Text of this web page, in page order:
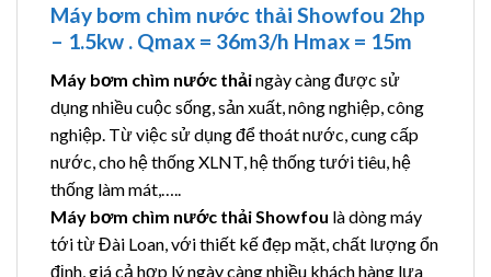
Máy bơm chìm nước thải Showfou 2hp
– 1.5kw . Qmax = 36m3/h Hmax = 15m
Máy bơm chìm nước thảingày càng được sử
dụng nhiều cuộc sống, sản xuất, nông nghiệp, công
nghiệp. Từ việc sử dụng để thoát nước, cung cấp
nước, cho hệ thống XLNT, hệ thống tưới tiêu, hệ
thống làm mát,…..
Máy bơm chìm nước thải Showfou là dòng máy
tới từ Đài Loan, với thiết kế đẹp mặt, chất lượng ổn
định, giá cả hợp lý ngày càng nhiều khách hàng lựa